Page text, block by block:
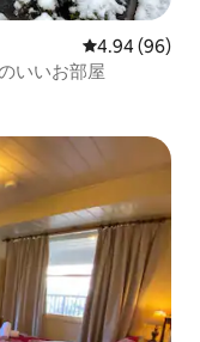
レビュー96件
4.94 (96)
いいお部屋